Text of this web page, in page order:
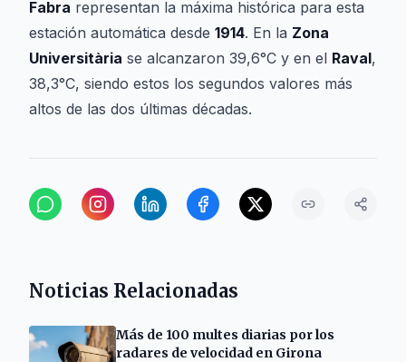
Fabra representan la máxima histórica para esta
estación automática desde 1914. En la Zona
Universitària se alcanzaron 39,6°C y en el Raval,
38,3°C, siendo estos los segundos valores más
altos de las dos últimas décadas.
Noticias Relacionadas
Más de 100 multes diarias por los
radares de velocidad en Girona